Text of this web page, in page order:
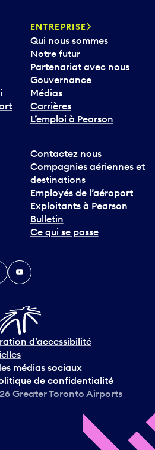
ENTREPRISE
Qui nous sommes
Notre futur
Partenariat avec nous
Gouvernance
Médias
Carrières
L’emploi à Pearson
Contactez nous
Compagnies aériennes et
destinations
Employés de l’aéroport
Exploitants à Pearson
Bulletin
Ce qui se passe
YouTube
d’accessibilité
médias sociaux
de confidentialité
Greater Toronto Airports